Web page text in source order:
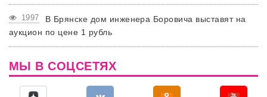
1997
В Брянске дом инженера Боровича выставят на
аукцион по цене 1 рубль
МЫ В СОЦСЕТЯХ